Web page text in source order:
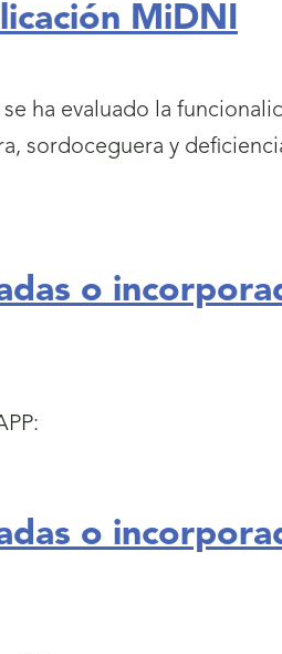
MiDNI
ha evaluado la
sordoceguera y
o
o